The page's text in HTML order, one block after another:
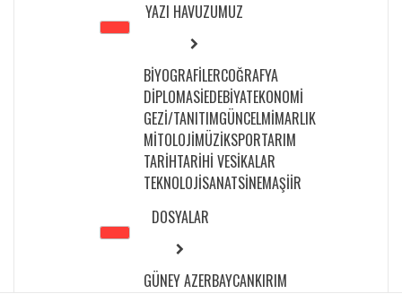
YAZI HAVUZUMUZ
BIYOGRAFILERCOĞRAFYA
DIPLOMASIEDEBIYATEKONOMI
GEZI/TANITIMGÜNCELMIMARLIK
MITOLOJIMÜZIKSPORTARIM
TARIHTARIHI VESIKALAR
TEKNOLOJISANATSINEMAŞIIR
DOSYALAR
GÜNEY AZERBAYCANKIRIM